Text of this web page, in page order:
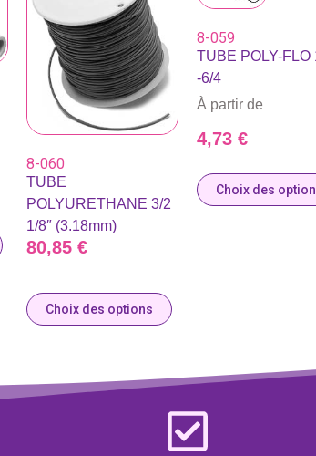
8-060
TUBE
POLYURETHANE 3/2
1/8″ (3.18mm)
80,85€
Choix des options
8-059
TUBE POLY-FLO
-6/4
À partir de
4,73 €
Choix des